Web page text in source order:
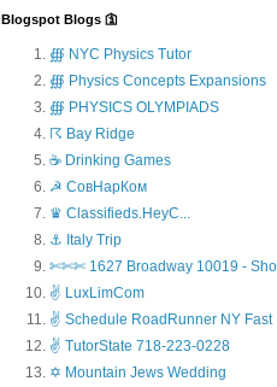
Blogspot Blogs 🛐
∰ NYC Physics Tutor
∰ Physics Concepts Expansions
∰ PHYSICS OLYMPIADS
☈ Bay Ridge
☕ Drinking Games
☭ СовНарКом
♛ Classifieds.HeyC...
⚓ Italy Trip
✄✄✄ 1627 Broadway 10019 -
✌ LuxLimCom
✌ Schedule RoadRunner NY Fast
✌ TutorState 718-223-0228
✡ Mountain Jews Wedding